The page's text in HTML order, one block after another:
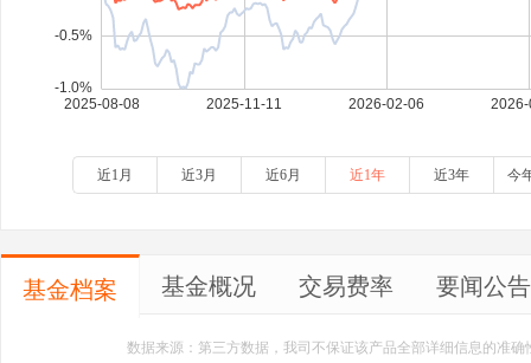
近1月 近3月 近6月 近1年 近3年 今
基金档案 基金概况 交易费率 要闻公告
数据来源：第三方数据，我司不保证该产品全部详细信息的准